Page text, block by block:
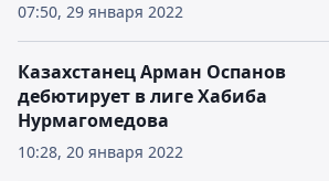
07:50, 29 января 2022
10:28, 20 января 2022
Казахстанец Арман Оспанов
дебютирует в лиге Хабиба
Нурмагомедова